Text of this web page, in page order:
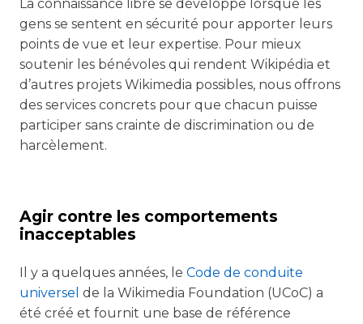
La connaissance libre se développe lorsque les
gens se sentent en sécurité pour apporter leurs
points de vue et leur expertise. Pour mieux
soutenir les bénévoles qui rendent Wikipédia et
d’autres projets Wikimedia possibles, nous offrons
des services concrets pour que chacun puisse
participer sans crainte de discrimination ou de
harcèlement.
Agir contre les comportements
inacceptables
Il y a quelques années, le Code de conduite
universel de la Wikimedia Foundation (UCoC) a
été créé et fournit une base de référence